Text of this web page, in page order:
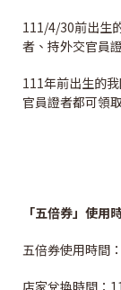
111/4/30前出生
者、持外交官員
111年前出生的
官員證者都可領
「五倍券」使用
五倍券使用時間
店家兌換時間：